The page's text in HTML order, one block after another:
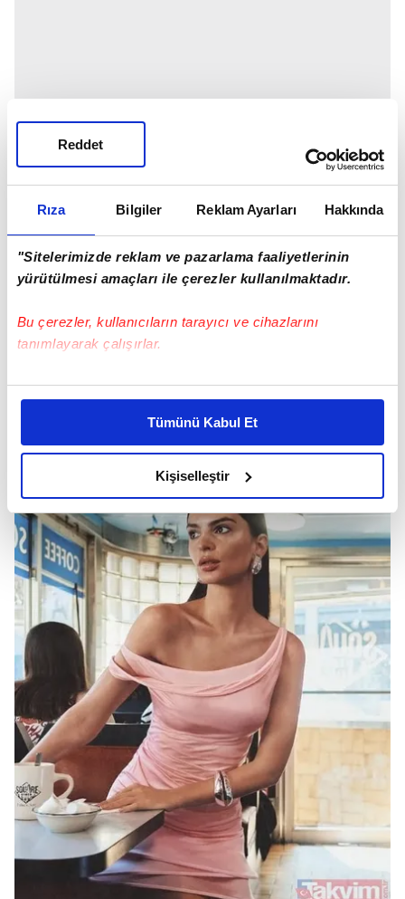
Rıza Bilgiler Reklam Ayarları Hakkında
"Sitelerimizde reklam ve pazarlama faaliyetlerinin
yürütülmesi amaçları ile çerezler kullanılmaktadır.
Bu çerezler, kullanıcıların tarayıcı ve cihazlarını
tanımlayarak çalışırlar.
Bu çerezlere izin vermeniz halinde sizlere özel
daha iyi reklam deneyimi yaşatabiliriz. Bunu yaparken
amacımızın size daha iyi bir reklam deneyimi sunmak
olduğunu ve sizlere en iyi içerikleri sunabilmek adına
elimizden gelen çabayı gösterdiğimizi ve bu noktada,
reklamların maliyetlerimizi karşılamak noktasında tek gelir
kalemimiz olduğunu sizlere hatırlatmak isteriz.
Her halükârda, kullanıcılar, bu çerezlere izin vermedikleri
takdirde, kullanıcılara hedefli reklamlar
gösterilmeyecektir."
Sizlere daha iyi bir hizmet sunabilmek için İnternet
Sitemizde kendimize ve üçüncü kişilere ait çerezler
kullanılmaktadır. Bu çerezler vasıtasıyla çeşitli kişisel
verileriniz işlenmekte olup gerekli olan çerezler bilgi
toplumu hizmetlerinin sunulması amacıyla
kullanılmaktadır. Diğer çerezler, sitemizin daha işlevsel
kılınması ve kişiselleştirilmesi ve sizlere yönelik
reklam/pazarlama faaliyetlerinin yapılması, amaçlarıyla
sınırlı olarak açık rızanız dahilinde kullanılacaktır.
Çerezlere ilişkin tercihlerinizi aşağıda yer alan panel
Tümünü Kabul Et
Kişiselleştir
Reddet